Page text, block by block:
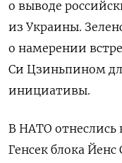
о выводе
из Украины.
о намерении
Си Цзиньпином
инициативы.
В НАТО отнеслись
Генсек блока